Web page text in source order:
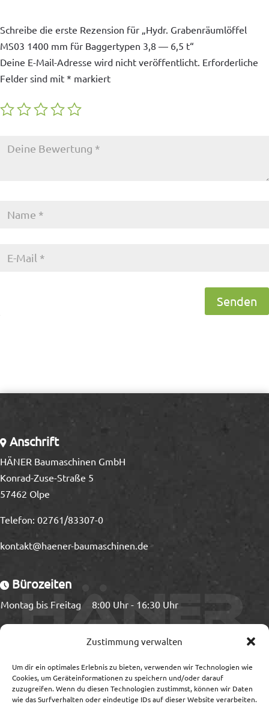
Zustimmung verwalten
Um dir ein optimales Erlebnis zu bieten, verwenden wir Technologien wie
Cookies, um Geräteinformationen zu speichern und/oder darauf
zuzugreifen. Wenn du diesen Technologien zustimmst, können wir Daten
wie das Surfverhalten oder eindeutige IDs auf dieser Website verarbeiten.
Schreibe die erste Rezension für „Hydr. Grabenräumlöffel
MS03 1400 mm für Baggertypen 3,8 — 6,5 t“
Deine E-Mail-Adresse wird nicht veröffentlicht. Erforderliche
Felder sind mit * markiert
Senden
Anschrift
HÄNER Baumaschinen GmbH
Konrad-Zuse-Straße 5
57462 Olpe
Telefon: 02761/83307-0
kontakt@haener-baumaschinen.de
Bürozeiten
Montag bis Freitag 8:00 Uhr - 16:30 Uhr
Montag bis Freitag 8:00 Uhr - 15:00 Uhr